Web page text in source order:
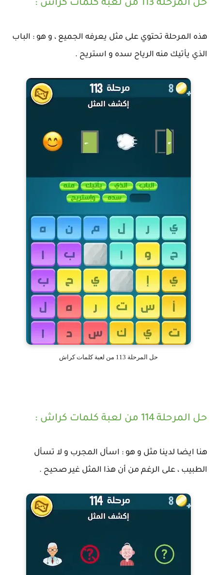
حل المرحلة 113 من لعبة كلمات كراش :
هذه المرحلة تحتوي على مثل يعرفه الجميع ، و هو : الباب
الذي يأتيك منه الرياح سده و استريح .
حل المرحلة 113 من لعبة كلمات كراش
حل المرحلة 114 من لعبة كلمات كراش :
هنا ايضا لدينا مثل و هو : اسأل المجرب و لا تسأل
الطبيب ، على الرغم من أن هذا المثل غير صحيح .